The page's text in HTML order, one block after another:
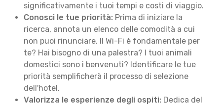
significativamente i tuoi tempi e costi di viaggio.
Conosci le tue priorità: Prima di iniziare la
ricerca, annota un elenco delle comodità a cui
non puoi rinunciare. Il Wi-Fi è fondamentale per
te? Hai bisogno di una palestra? I tuoi animali
domestici sono i benvenuti? Identificare le tue
priorità semplificherà il processo di selezione
dell'hotel.
Valorizza le esperienze degli ospiti: Dedica del